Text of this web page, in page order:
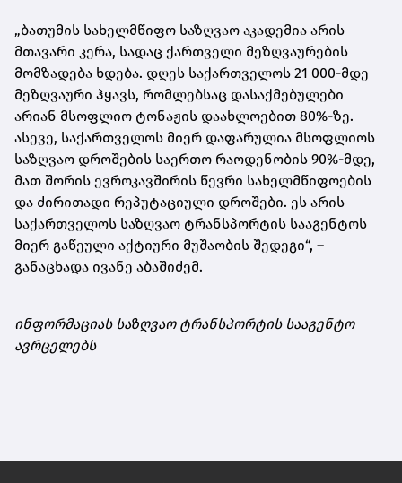
„ბათუმის სახელმწიფო საზღვაო აკადემია არის
მთავარი კერა, სადაც ქართველი მეზღვაურების
მომზადება ხდება. დღეს საქართველოს 21 000-მდე
მეზღვაური ჰყავს, რომლებსაც დასაქმებულები
არიან მსოფლიო ტონაჟის დაახლოებით 80%-ზე.
ასევე, საქართველოს მიერ დაფარულია მსოფლიოს
საზღვაო დროშების საერთო რაოდენობის 90%-მდე,
მათ შორის ევროკავშირის წევრი სახელმწიფოების
და ძირითადი რეპუტაციული დროშები. ეს არის
საქართველოს საზღვაო ტრანსპორტის სააგენტოს
მიერ გაწეული აქტიური მუშაობის შედეგი“, –
განაცხადა ივანე აბაშიძემ.
ინფორმაციას საზღვაო ტრანსპორტის სააგენტო
ავრცელებს